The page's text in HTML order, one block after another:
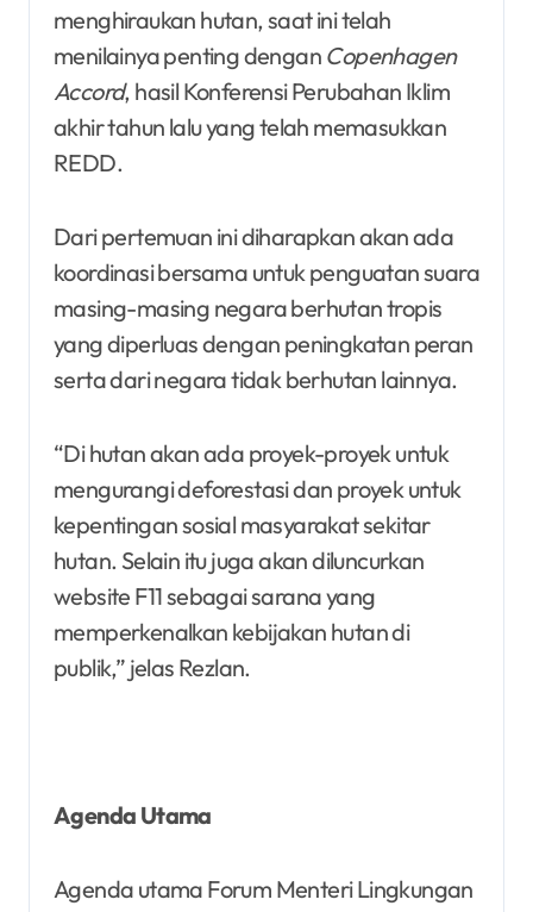
menghiraukan hutan, saat ini telah
menilainya penting dengan Copenhagen
Accord, hasil Konferensi Perubahan Iklim
akhir tahun lalu yang telah memasukkan
REDD.
Dari pertemuan ini diharapkan akan ada
koordinasi bersama untuk penguatan suara
masing-masing negara berhutan tropis
yang diperluas dengan peningkatan peran
serta dari negara tidak berhutan lainnya.
“Di hutan akan ada proyek-proyek untuk
mengurangi deforestasi dan proyek untuk
kepentingan sosial masyarakat sekitar
hutan. Selain itu juga akan diluncurkan
website F11 sebagai sarana yang
memperkenalkan kebijakan hutan di
publik,” jelas Rezlan.
Agenda Utama
Agenda utama Forum Menteri Lingkungan